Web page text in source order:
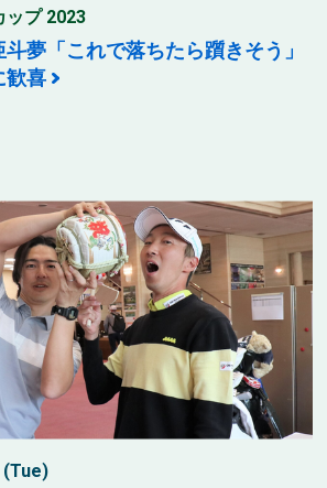
ップ 2023
夢「これで落ちたら躓きそう」
歓喜
(Tue)